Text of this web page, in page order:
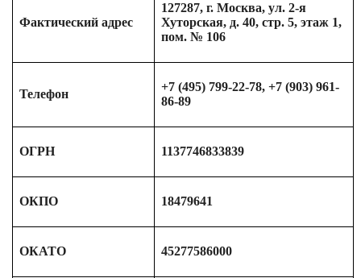
Фактический адрес
127287, г. Москва, ул. 2-я
Хуторская, д. 40, стр. 5, этаж 1,
пом. № 106
Телефон
+7 (495) 799-22-78, +7 (903) 961-
86-89
ОГРН 1137746833839
ОКПО 18479641
ОКАТО 45277586000